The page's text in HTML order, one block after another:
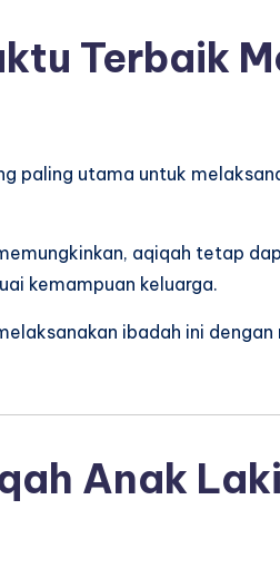
Terbaik
paling utama untuk
aqiqah tetap
kemampuan keluarga.
ibadah ini
Anak